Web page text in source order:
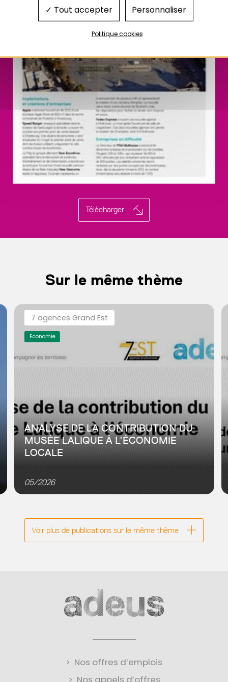
Télécharger
Sur le même thème
7 agences Grand Est
Economie
ANALYSE DE LA CONTRIBUTION DU
MUSÉE LALIQUE À L’ÉCONOMIE
LOCALE
d’urbanisme du Grand Est (7Est), l’Adeus a mené une
05/2026
Voir plus de publications sur le même thème
Nos offres d’emplois
Nos appels d’offres
Tout accepter
Personnaliser
Politique cookies